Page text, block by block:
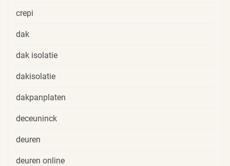
crepi
dak
dak isolatie
dakisolatie
dakpanplaten
deceuninck
deuren
deuren online